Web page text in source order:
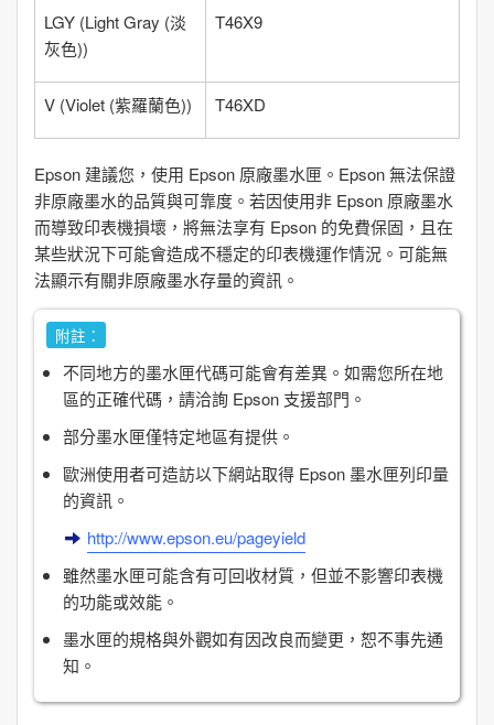
LGY (Light Gray (淡
灰色))
T46X9
V (Violet (紫羅蘭色)) T46XD
Epson 建議您，使用 Epson 原廠墨水匣。Epson 無法保證
非原廠墨水的品質與可靠度。若因使用非 Epson 原廠墨水
而導致印表機損壞，將無法享有 Epson 的免費保固，且在
某些狀況下可能會造成不穩定的印表機運作情況。可能無
法顯示有關非原廠墨水存量的資訊。
附註：
不同地方的墨水匣代碼可能會有差異。如需您所在地
區的正確代碼，請洽詢 Epson 支援部門。
部分墨水匣僅特定地區有提供。
歐洲使用者可造訪以下網站取得 Epson 墨水匣列印量
的資訊。
http://www.epson.eu/pageyield
雖然墨水匣可能含有可回收材質，但並不影響印表機
的功能或效能。
墨水匣的規格與外觀如有因改良而變更，恕不事先通
知。